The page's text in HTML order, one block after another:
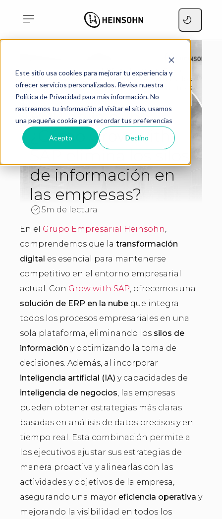
Este sitio usa cookies para mejorar tu experiencia y
ofrecer servicios personalizados. Revisa nuestra
Política de Privacidad para más información. No
rastreamos tu información al visitar el sitio, usamos
una pequeña cookie para recordar tus preferencias
Acepto Declino
Home Blog
ERP en la nube: ¿Cómo
Grow with SAP elimina los
silos de información en las
empresas?
ERP en la nube:
¿Cómo Grow with
SAP elimina los silos
de información en
las empresas?
5m de lectura
En el Grupo Empresarial Heinsohn,
comprendemos que la transformación
digital es esencial para mantenerse
competitivo en el entorno empresarial
actual. Con Grow with SAP, ofrecemos una
solución de ERP en la nube que integra
todos los procesos empresariales en una
sola plataforma, eliminando los silos de
información y optimizando la toma de
decisiones. Además, al incorporar
inteligencia artificial (IA) y capacidades de
inteligencia de negocios, las empresas
pueden obtener estrategias más claras
basadas en análisis de datos precisos y en
tiempo real. Esta combinación permite a
los ejecutivos ajustar sus estrategias de
manera proactiva y alinearlas con las
actividades y objetivos de la empresa,
asegurando una mayor eficiencia operativa y
mejorando la visibilidad en todos los